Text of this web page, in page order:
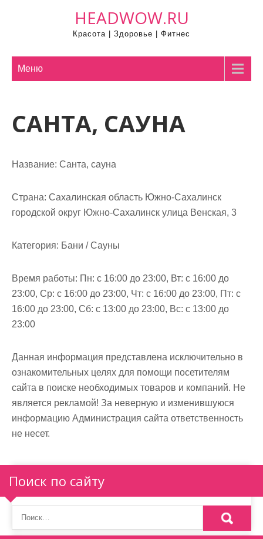
HEADWOW.RU
Красота | Здоровье | Фитнес
Меню
САНТА, САУНА
Название: Санта, сауна
Страна: Сахалинская область Южно-Сахалинск
городской округ Южно-Сахалинск улица Венская, 3
Категория: Бани / Сауны
Время работы: Пн: с 16:00 до 23:00, Вт: с 16:00 до
23:00, Ср: с 16:00 до 23:00, Чт: с 16:00 до 23:00, Пт: с
16:00 до 23:00, Сб: с 13:00 до 23:00, Вс: с 13:00 до
23:00
Данная информация представлена исключительно в
ознакомительных целях для помощи посетителям
сайта в поиске необходимых товаров и компаний. Не
является рекламой! За неверную и изменившуюся
информацию Администрация сайта ответственность
не несет.
Поиск по сайту